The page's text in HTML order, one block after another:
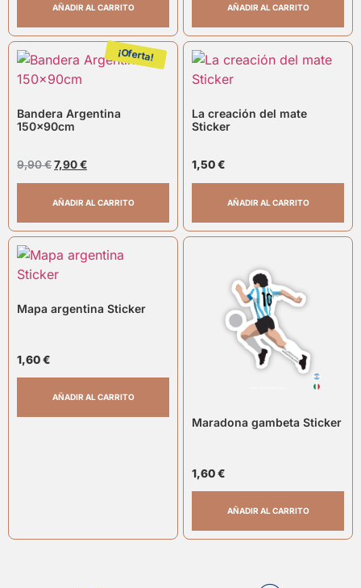
AÑADIR AL CARRITO AÑADIR AL CARRITO
¡Oferta!
Bandera Argentina
150x90cm
9,90€7,90€
AÑADIR AL CARRITO
La creación del mate
Sticker
1,50€
AÑADIR AL CARRITO
Mapa argentina Sticker
1,60€
AÑADIR AL CARRITO
Maradona gambeta Sticker
1,60€
AÑADIR AL CARRITO